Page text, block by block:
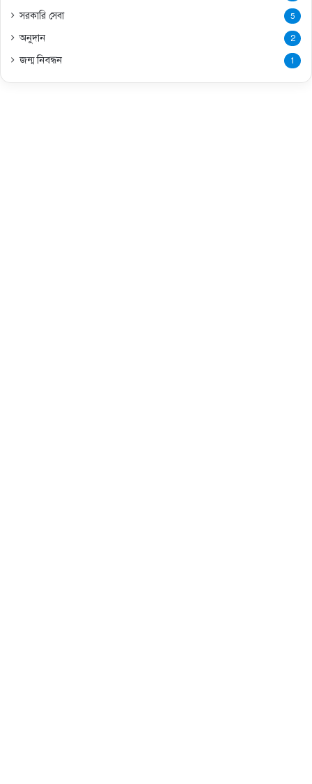
সরকারি সেবা 5
অনুদান 2
জন্ম নিবন্ধন 1